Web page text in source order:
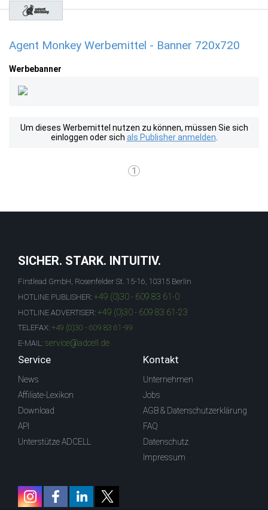
Agent Monkey Werbemittel - Banner 720x720
Werbebanner
Um dieses Werbemittel nutzen zu können, müssen Sie sich
einloggen oder sich als Publisher anmelden
1
SICHER. STARK. INTUITIV.
Firstlead GmbH, Rosenfelder St. 15-16, 10315 Berlin
HOTLINE PUBLISHER: +49 (0)30 - 609 83 61-0
HOTLINE ADVERTISER: +49 (0)30 - 609 83 61-23
TELEFAX: +49 (0)30 - 609 83 61-99
E-MAIL: service@adcell.de
Service
News
Affiliate-Lexikon
Download
API
Unterstütze ADCELL
Kontakt
Unternehmen
Jobs
AGB & Datenschutzerklärung
FAQ
Datenschutz
Impressum